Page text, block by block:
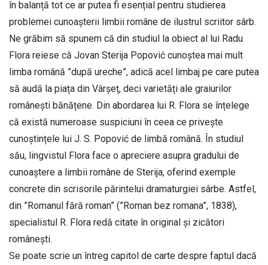
în balanță tot ce ar putea fi esențial pentru studierea
problemei cunoașterii limbii române de ilustrul scriitor sârb.
Ne grăbim să spunem că din studiul la obiect al lui Radu
Flora reiese că Jovan Sterija Popović cunoștea mai mult
limba română ”după ureche”, adică acel limbaj pe care putea
să audă la piața din Vârșeț, deci varietăți ale graiurilor
românești bănățene. Din abordarea lui R. Flora se înțelege
că există numeroase suspiciuni în ceea ce privește
cunoștințele lui J. S. Popović de limbă română. În studiul
său, lingvistul Flora face o apreciere asupra gradului de
cunoaștere a limbii române de Sterija, oferind exemple
concrete din scrisorile părintelui dramaturgiei sârbe. Astfel,
din ”Romanul fără roman” (”Roman bez romana”, 1838),
specialistul R. Flora redă citate în original și zicători
românești.
Se poate scrie un întreg capitol de carte despre faptul dacă